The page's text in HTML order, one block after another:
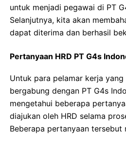
untuk menjadi pegawai di PT
Selanjutnya, kita akan
dapat diterima dan berhasil
Pertanyaan HRD PT G4s
Untuk para pelamar kerja
bergabung dengan PT G4s
mengetahui beberapa
diajukan oleh HRD selama
Beberapa pertanyaan tersebut